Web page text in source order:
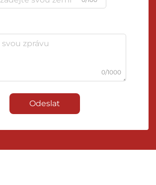
0/1000
Odeslat